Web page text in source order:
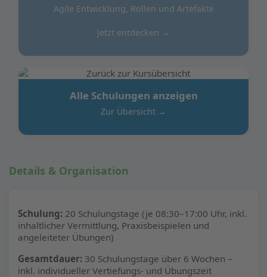
Agile Entwicklung, Rollen und Artefakte
Jetzt entdecken →
Alle Schulungen anzeigen
Zur Übersicht →
Details & Organisation
Schulung: 20 Schulungstage (je 08:30–17:00 Uhr, inkl.
inhaltlicher Vermittlung, Praxisbeispielen und
angeleiteter Übungen)
Gesamtdauer: 30 Schulungstage über 6 Wochen –
inkl. individueller Vertiefungs- und Übungszeit